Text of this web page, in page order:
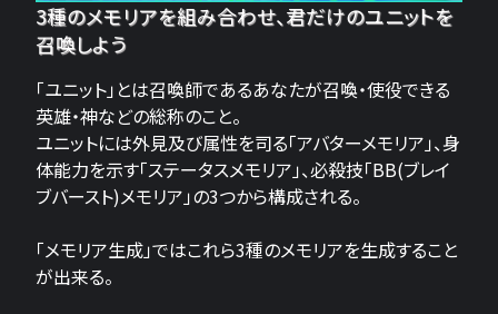
3種のメモリアを組み合わせ、君だけのユニットを
召喚しよう
「ユニット」とは召喚師であるあなたが召喚・使役できる
英雄・神などの総称のこと。
ユニットには外見及び属性を司る「アバターメモリア」、身
体能力を示す「ステータスメモリア」、必殺技「BB(ブレイ
ブバースト)メモリア」の3つから構成される。
「メモリア生成」ではこれら3種のメモリアを生成すること
が出来る。